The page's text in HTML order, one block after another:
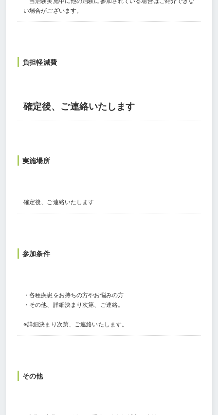
い場合がございます。
負担軽減費
確定後、ご連絡いたします
実施場所
確定後、ご連絡いたします
参加条件
・各種疾患をお持ちの方やお悩みの方
・その他、詳細決まり次第、ご連絡。
※詳細決まり次第、ご連絡いたします。
その他